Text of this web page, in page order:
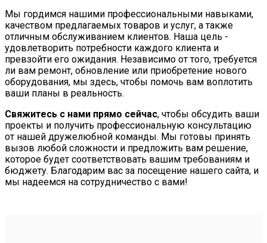
Мы гордимся нашими профессиональными навыками,
качеством предлагаемых товаров и услуг, а также
отличным обслуживанием клиентов. Наша цель -
удовлетворить потребности каждого клиента и
превзойти его ожидания. Независимо от того, требуется
ли вам ремонт, обновление или приобретение нового
оборудования, мы здесь, чтобы помочь вам воплотить
ваши планы в реальность.
Свяжитесь с нами прямо сейчас, чтобы обсудить ваши
проекты и получить профессиональную консультацию
от нашей дружелюбной команды. Мы готовы принять
вызов любой сложности и предложить вам решение,
которое будет соответствовать вашим требованиям и
бюджету. Благодарим вас за посещение нашего сайта, и
мы надеемся на сотрудничество с вами!